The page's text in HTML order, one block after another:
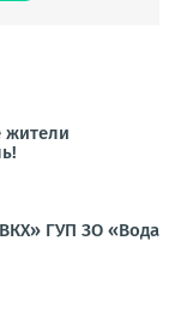
жители
ГУП ЗО «Вода